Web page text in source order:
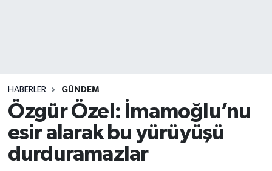
HABERLER GÜNDEM
Özgür Özel: İmamoğlu’nu
esir alarak bu yürüyüşü
durduramazlar
Magazin
Siyaset
Spor
Son Dakika Haberleri
Haber Arşivi